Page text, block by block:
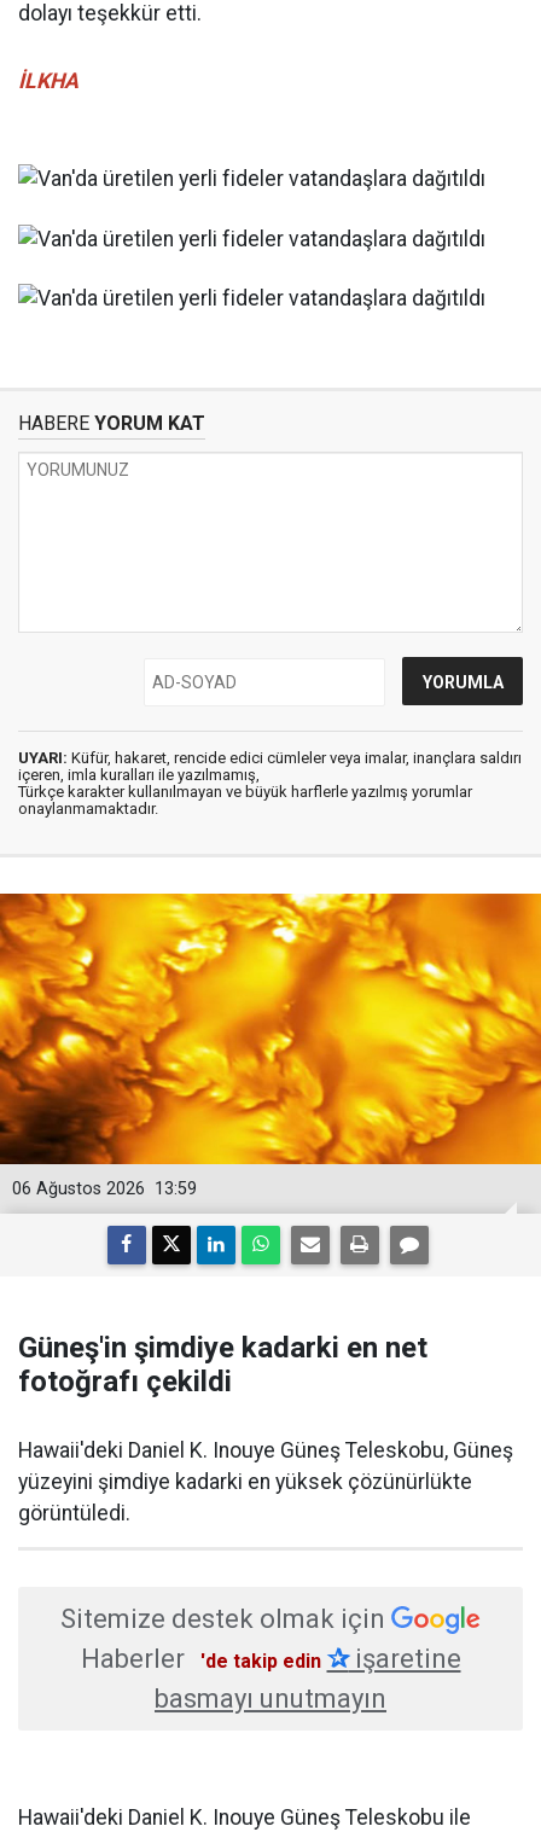
dolayı teşekkür etti.
İLKHA
HABERE YORUM KAT
UYARI: Küfür, hakaret, rencide edici cümleler veya imalar, inançlara saldırı
içeren, imla kuralları ile yazılmamış,
Türkçe karakter kullanılmayan ve büyük harflerle yazılmış yorumlar
onaylanmamaktadır.
13:59
06 Ağustos 2026
Güneş'in şimdiye kadarki en net
fotoğrafı çekildi
Hawaii'deki Daniel K. Inouye Güneş Teleskobu, Güneş
yüzeyini şimdiye kadarki en yüksek çözünürlükte
görüntüledi.
Sitemize destek olmak için
Haberler
'de takip edin ✰işaretine
basmayı unutmayın
Hawaii'deki Daniel K. Inouye Güneş Teleskobu ile